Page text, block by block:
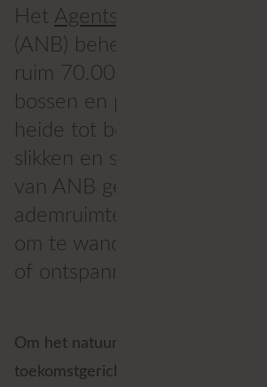
Het Agentschap voor
(ANB) beheert, beschermt
ruim 70.000 hectare
bossen en parken in
heide tot bossen en van
slikken en schorren. De
van ANB geven plant- en
ademruimte én bieden
om te wandelen, fietsen,
of ontspannen.
Om het natuurbeheer efficiënter,
toekomstgerichter te maken, zet